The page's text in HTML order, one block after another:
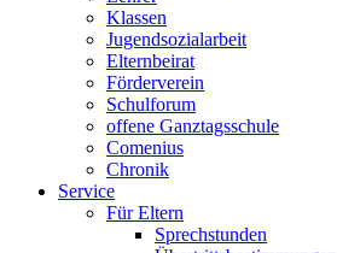
Klassen
Jugendsozialarbeit
Elternbeirat
Förderverein
Schulforum
offene Ganztagsschule
Comenius
Chronik
Service
Für Eltern
Sprechstunden